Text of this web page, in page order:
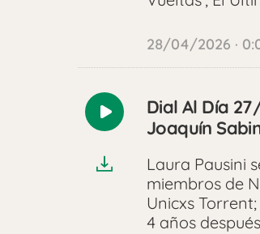
28/04/2026 ·
Reproducir
Dial Al Día
Joaquín
Laura Pausini
miembros de
Unicxs
4 años